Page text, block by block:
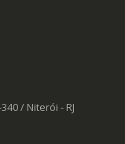
/ Niterói - RJ